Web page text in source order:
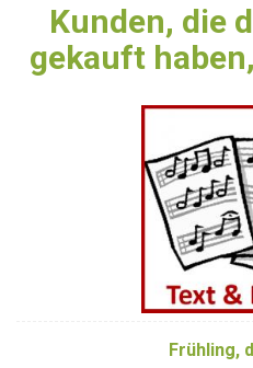
Kunden, die
gekauft
Frühling,